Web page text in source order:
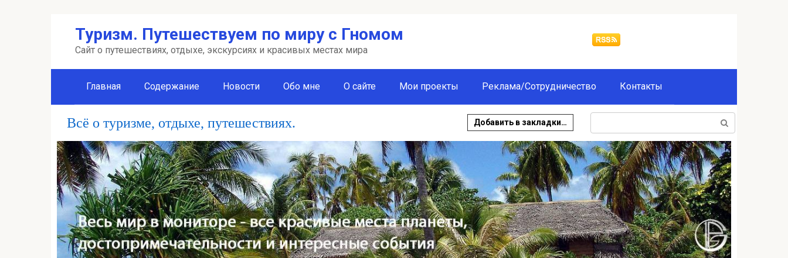
Туризм. Путешествуем по миру с Гномом
Сайт о путешествиях, отдыхе, экскурсиях и красивых местах мира
Главная Содержание Новости Обо мне О сайте Мои проекты Реклама/Сотрудничество Контакты
Всё о туризме, отдыхе, путешествиях. Добавить в закладки…